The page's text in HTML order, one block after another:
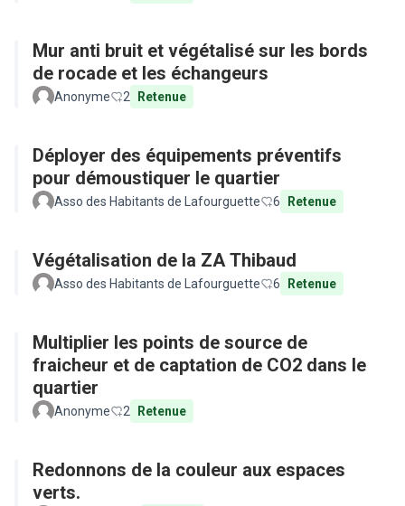
Mur anti bruit et végétalisé sur les bords
de rocade et les échangeurs
Anonyme 2 Retenue
Déployer des équipements préventifs
pour démoustiquer le quartier
Asso des Habitants de Lafourguette 6 Retenue
Végétalisation de la ZA Thibaud
Asso des Habitants de Lafourguette 6 Retenue
Multiplier les points de source de
fraicheur et de captation de CO2 dans le
quartier
Anonyme 2 Retenue
Redonnons de la couleur aux espaces
verts.